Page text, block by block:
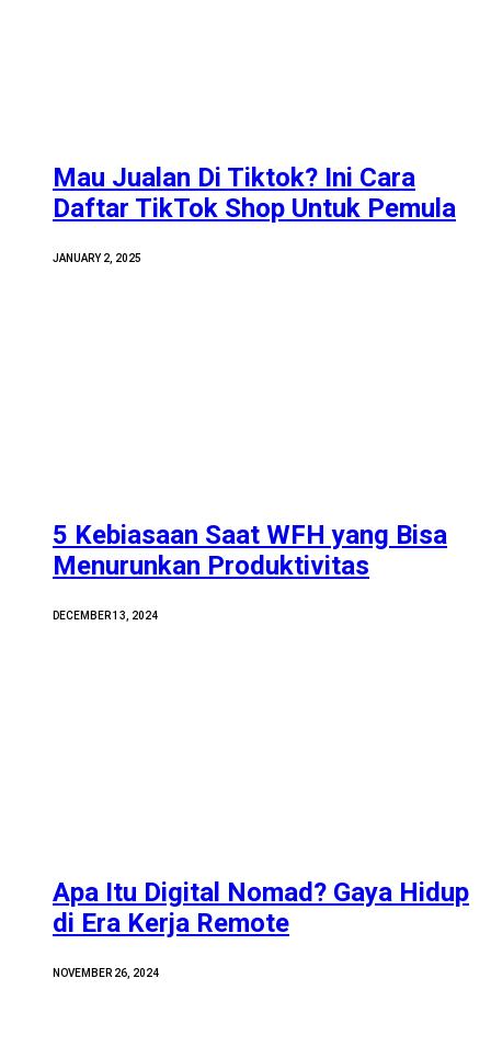
Mau Jualan Di Tiktok? Ini Cara
Daftar TikTok Shop Untuk Pemula
JANUARY 2, 2025
5 Kebiasaan Saat WFH yang Bisa
Menurunkan Produktivitas
DECEMBER 13, 2024
Apa Itu Digital Nomad? Gaya Hidup
di Era Kerja Remote
NOVEMBER 26, 2024